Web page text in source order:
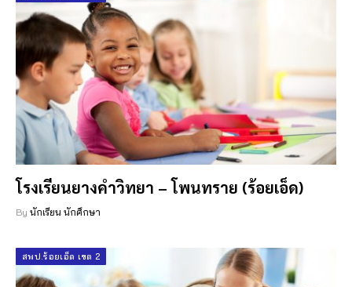
โรงเรียนยางคำวิทยา – โพนทราย (ร้อยเอ็ด)
By นักเรียน นักศึกษา
สพป.ร้อยเอ็ด เขต 2